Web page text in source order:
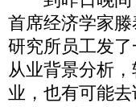
首席经济学家
研究所员工发
从业背景分析
业，也有可能